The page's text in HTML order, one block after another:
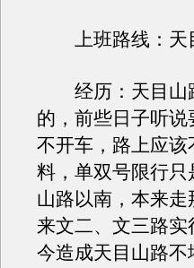
上班路线：天
经历：天目山
的，前些日子听
不开车，路上应
料，单双号限行
山路以南，本来
来文二、文三路
今造成天目山路